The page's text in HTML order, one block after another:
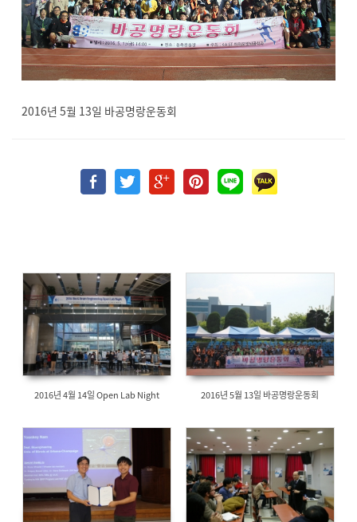
2016년 5월 13일 바공명랑운동회
2016년 4월 14일 Open Lab Night 2016년 5월 13일 바공명랑운동회